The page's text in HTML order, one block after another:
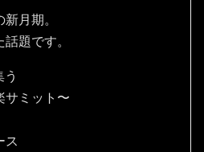
月期。
題です。
サミット〜
ス